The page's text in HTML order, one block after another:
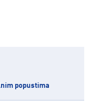
popustima